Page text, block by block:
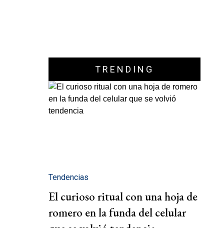
TRENDING
Tendencias
El curioso ritual con una hoja de
romero en la funda del celular